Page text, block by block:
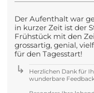
Der Aufenthalt war
in kurzer Zeit ist der
Frühstück mit den
grossartig, genial,
für den Tagesstart!
Herzlichen Dank für
wunderbare